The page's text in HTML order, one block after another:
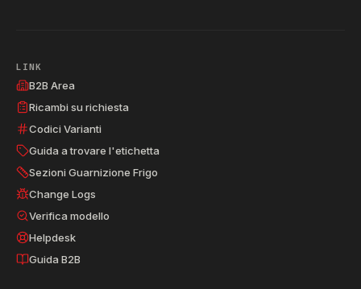
LINK
B2B Area
Ricambi su richiesta
Codici Varianti
Guida a trovare l'etichetta
Sezioni Guarnizione Frigo
Change Logs
Verifica modello
Helpdesk
Guida B2B